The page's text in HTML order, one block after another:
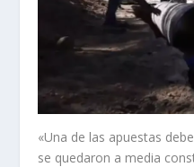
«Una de las apuestas
se quedaron a media